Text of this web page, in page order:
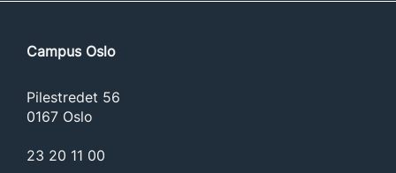
Campus Oslo
Pilestredet 56
0167 Oslo
23 20 11 00